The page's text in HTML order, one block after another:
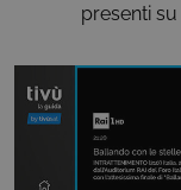
presenti su